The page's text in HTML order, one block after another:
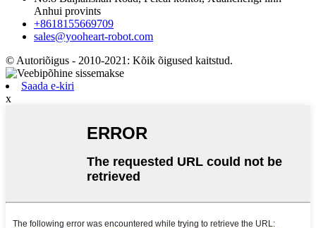
Anhui provints
+8618155669709
sales@yooheart-robot.com
© Autoriõigus - 2010-2021: Kõik õigused kaitstud.
Saada e-kiri
x